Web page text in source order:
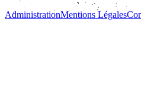
AdministrationMentions Légales